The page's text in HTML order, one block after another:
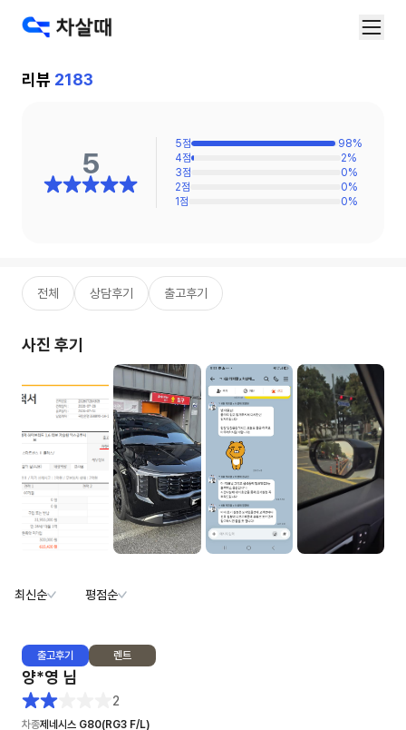
전체 상담후기 출고후기
리뷰 2183
5
1 점 0%
2점 0%
3점 0%
4점 2%
5점 98%
사진 후기
최신순 평점순
출고후기 렌트
양*영 님
2
차종제네시스 G80(RG3 F/L)